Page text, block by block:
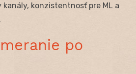
kanály, konzistentnosť pre ML a
po